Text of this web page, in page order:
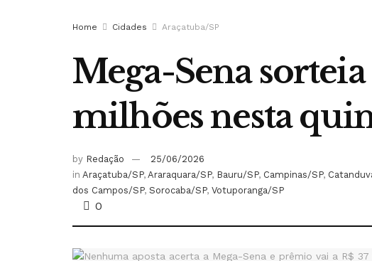
Home Cidades Araçatuba/SP
Mega-Sena
milhões nesta
by Redação
25/06/2026
in Araçatuba/SP, Araraquara/SP, Bauru/SP, Campinas/SP,
dos Campos/SP, Sorocaba/SP, Votuporanga/SP
0